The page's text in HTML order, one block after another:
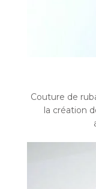
Couture de
la création